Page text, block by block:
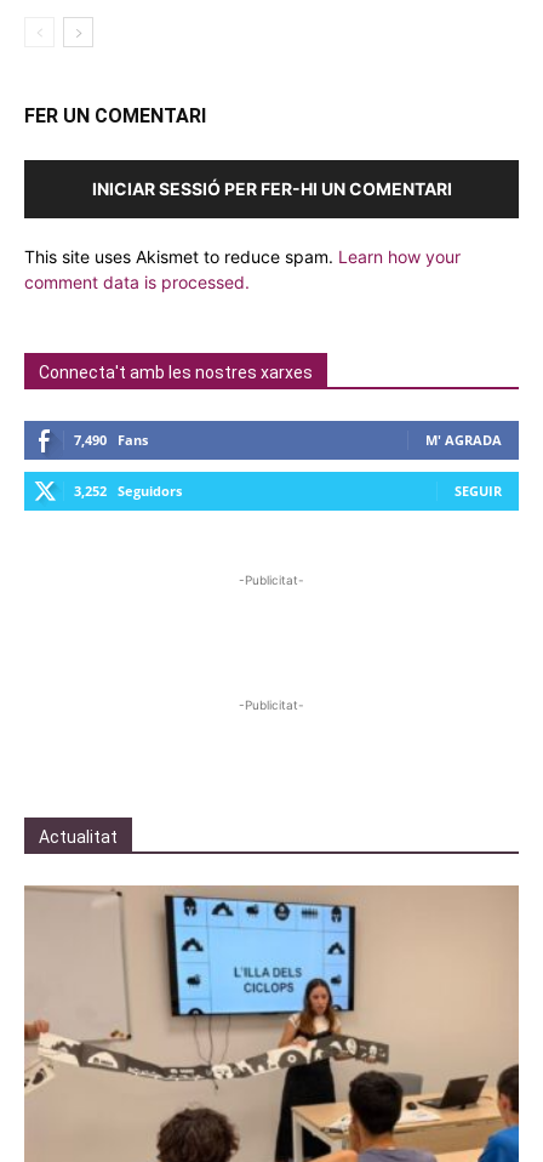
FER UN COMENTARI
INICIAR SESSIÓ PER FER-HI UN COMENTARI
This site uses Akismet to reduce spam. Learn how your
comment data is processed.
Connecta't amb les nostres xarxes
7,490 Fans M' AGRADA
3,252 Seguidors SEGUIR
-Publicitat-
-Publicitat-
Actualitat